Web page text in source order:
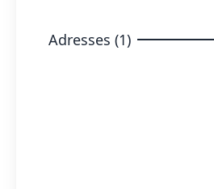
Adresses (1)